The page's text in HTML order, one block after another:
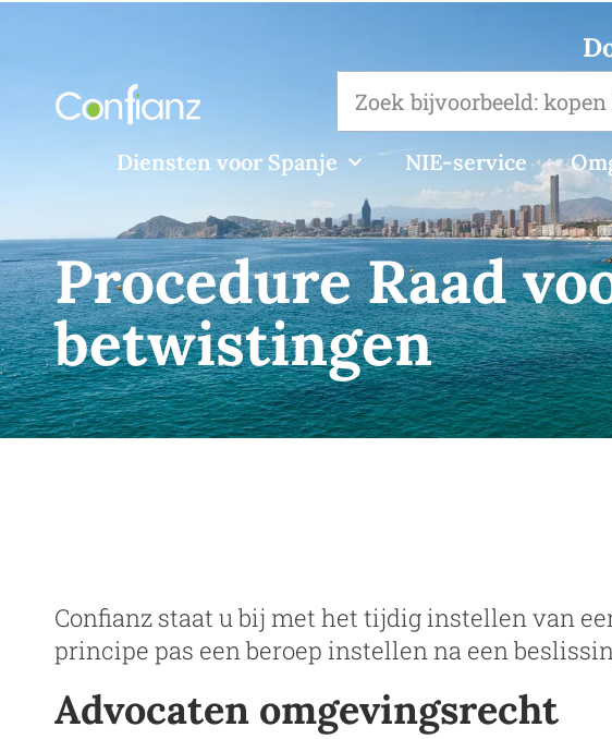
Diensten voor Spanje NIE-service
Procedure Raad
betwistingen
Confianz staat u bij met het tijdig instellen van
principe pas een beroep instellen na een
Advocaten omgevingsrecht